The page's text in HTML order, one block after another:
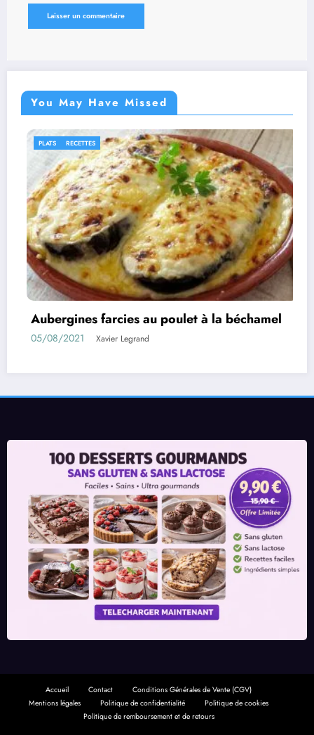
You May Have Missed
IDÉES RECETTES RECETTES
Rouleaux d’aubergines farcies
01/08/2021 Xavier Legrand
Accueil Contact
Conditions Générales de Vente (CGV)
Mentions légales
Politique de confidentialité
Politique de cookies
Politique de remboursement et de retours